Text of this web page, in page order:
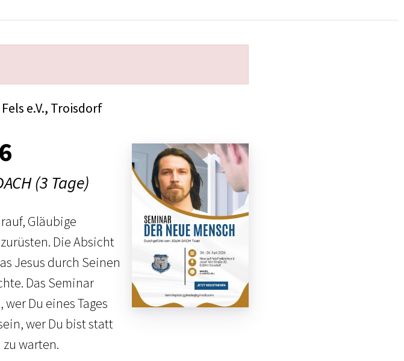
e.V., Troisdorf
(3 Tage)
Gläubige
Die Absicht
Jesus durch Seinen
Das Seminar
Du eines Tages
wer Du bist statt
warten.